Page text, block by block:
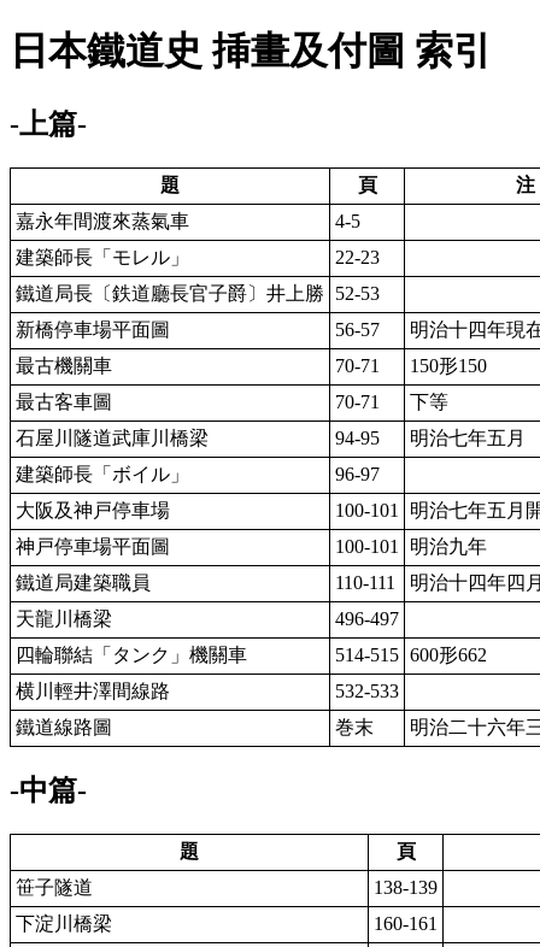
日本鐵道史 挿畫及付圖 索引
-上篇-
題 頁
注
嘉永年間渡來蒸氣車
4-5
建築師長「モレル」
22-23
鐵道局長〔鉄道廳長官子爵〕井上勝
52-53
新橋停車場平面圖
56-57
明治十四年現
最古機關車
70-71
150形150
最古客車圖
70-71
下等
石屋川隧道武庫川橋梁
94-95
明治七年五月
建築師長「ボイル」
96-97
大阪及神戸停車場
100-101
明治七年五月
神戸停車場平面圖
100-101
明治九年
鐵道局建築職員
110-111
明治十四年四
天龍川橋梁
496-497
四輪聯結「タンク」機關車
514-515 600形662
横川輕井澤間線路
532-533
鐵道線路圖
巻末 明治二十六年
-中篇-
題
頁
笹子隧道
138-139
下淀川橋梁
160-161